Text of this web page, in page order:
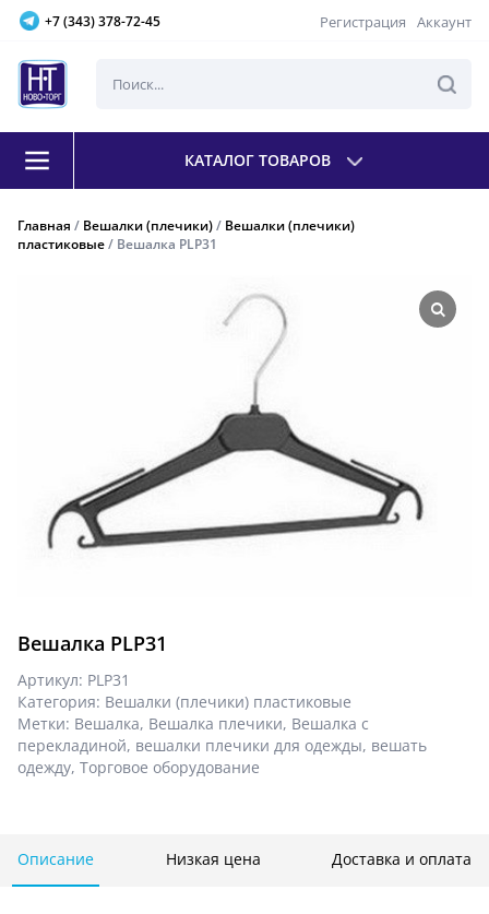
+7 (343) 378-72-45 Регистрация Аккаунт
КАТАЛОГ ТОВАРОВ
Главная / Вешалки (плечики)/ Вешалки (плечики)
пластиковые/ Вешалка PLP31
Вешалка PLP31
Артикул: PLP31
Категория: Вешалки (плечики) пластиковые
Метки: Вешалка, Вешалка плечики, Вешалка с
перекладиной, вешалки плечики для одежды, вешать
одежду, Торговое оборудование
Описание Низкая цена Доставка и оплата